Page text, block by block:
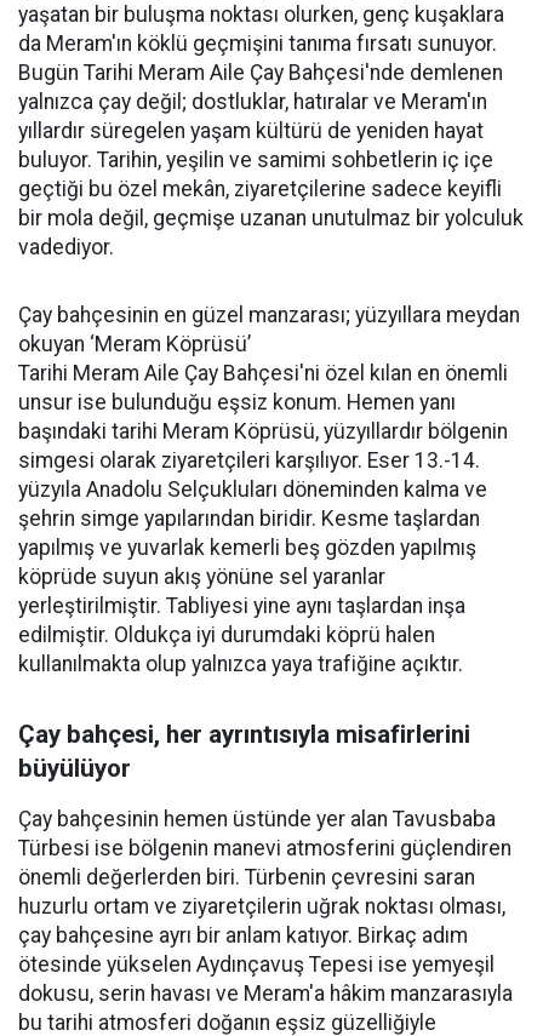
yaşatan bir buluşma noktası olurken, genç kuşaklara
da Meram'ın köklü geçmişini tanıma fırsatı sunuyor.
Bugün Tarihi Meram Aile Çay Bahçesi'nde demlenen
yalnızca çay değil; dostluklar, hatıralar ve Meram'ın
yıllardır süregelen yaşam kültürü de yeniden hayat
buluyor. Tarihin, yeşilin ve samimi sohbetlerin iç içe
geçtiği bu özel mekân, ziyaretçilerine sadece keyifli
bir mola değil, geçmişe uzanan unutulmaz bir yolculuk
vadediyor.
Çay bahçesinin en güzel manzarası; yüzyıllara meydan
okuyan ‘Meram Köprüsü’
Tarihi Meram Aile Çay Bahçesi'ni özel kılan en önemli
unsur ise bulunduğu eşsiz konum. Hemen yanı
başındaki tarihi Meram Köprüsü, yüzyıllardır bölgenin
simgesi olarak ziyaretçileri karşılıyor. Eser 13.-14.
yüzyıla Anadolu Selçukluları döneminden kalma ve
şehrin simge yapılarından biridir. Kesme taşlardan
yapılmış ve yuvarlak kemerli beş gözden yapılmış
köprüde suyun akış yönüne sel yaranlar
yerleştirilmiştir. Tabliyesi yine aynı taşlardan inşa
edilmiştir. Oldukça iyi durumdaki köprü halen
kullanılmakta olup yalnızca yaya trafiğine açıktır.
Çay bahçesi, her ayrıntısıyla misafirlerini
büyülüyor
Çay bahçesinin hemen üstünde yer alan Tavusbaba
Türbesi ise bölgenin manevi atmosferini güçlendiren
önemli değerlerden biri. Türbenin çevresini saran
huzurlu ortam ve ziyaretçilerin uğrak noktası olması,
çay bahçesine ayrı bir anlam katıyor. Birkaç adım
ötesinde yükselen Aydınçavuş Tepesi ise yemyeşil
dokusu, serin havası ve Meram'a hâkim manzarasıyla
bu tarihi atmosferi doğanın eşsiz güzelliğiyle